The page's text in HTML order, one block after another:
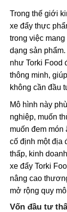
Trong thế giới
xe đẩy thực
trong việc
dạng sản
như Torki Food
thông minh,
không cần đầu
Mô hình này
nghiệp, muốn
muốn đem
cố định một địa
thấp, kinh
xe đẩy Torki
nâng cao
mở rộng quy
Vốn đầu tư